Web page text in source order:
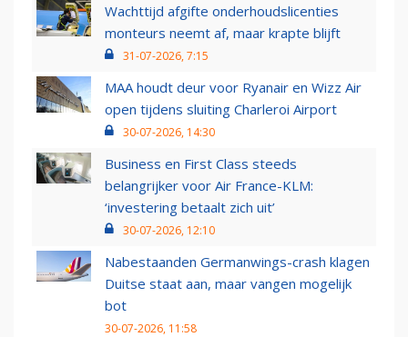
Wachttijd afgifte onderhoudslicenties
monteurs neemt af, maar krapte blijft
31-07-2026, 7:15
MAA houdt deur voor Ryanair en Wizz Air
open tijdens sluiting Charleroi Airport
30-07-2026, 14:30
Business en First Class steeds
belangrijker voor Air France-KLM:
‘investering betaalt zich uit’
30-07-2026, 12:10
Nabestaanden Germanwings-crash klagen
Duitse staat aan, maar vangen mogelijk
bot
30-07-2026, 11:58